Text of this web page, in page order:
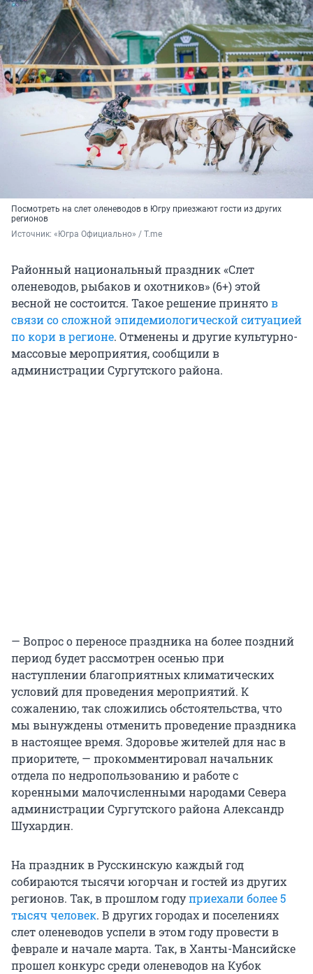
Посмотреть на слет оленеводов в Югру приезжают гости из других
регионов
Источник: «Югра Официально» / T.me
Районный национальный праздник «Слет
оленеводов, рыбаков и охотников» (6+) этой
весной не состоится. Такое решение принятов
связи со сложной эпидемиологической ситуацией
по кори в регионе. Отменены и другие культурно-
массовые мероприятия, сообщили в
администрации Сургутского района.
— Вопрос о переносе праздника на более поздний
период будет рассмотрен осенью при
наступлении благоприятных климатических
условий для проведения мероприятий. К
сожалению, так сложились обстоятельства, что
мы вынуждены отменить проведение праздника
в настоящее время. Здоровье жителей для нас в
приоритете, — прокомментировал начальник
отдела по недропользованию и работе с
коренными малочисленными народами Севера
администрации Сургутского района Александр
Шухардин.
На праздник в Русскинскую каждый год
собираются тысячи югорчан и гостей из других
регионов. Так, в прошлом годуприехали более 5
тысяч человек. В других городах и поселениях
слет оленеводов успели в этом году провести в
феврале и начале марта. Так, в Ханты-Мансийске
прошел конкурс среди оленеводов на Кубок